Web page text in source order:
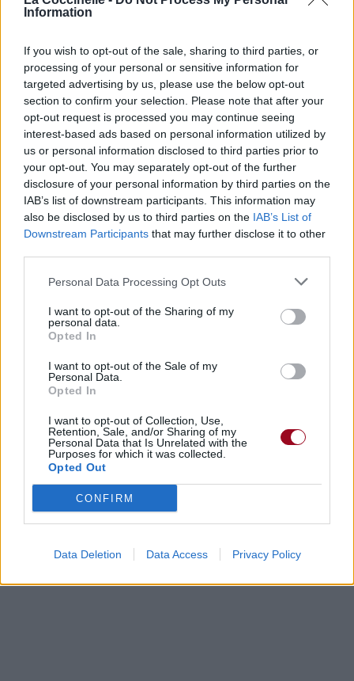
Information
If you wish to opt-out of the sale, sharing to third parties, or
processing of your personal or sensitive information for
targeted advertising by us, please use the below opt-out
section to confirm your selection. Please note that after your
opt-out request is processed you may continue seeing
interest-based ads based on personal information utilized by
us or personal information disclosed to third parties prior to
your opt-out. You may separately opt-out of the further
disclosure of your personal information by third parties on the
IAB’s list of downstream participants. This information may
also be disclosed by us to third parties on the IAB’s List of
Downstream Participants that may further disclose it to other
Personal Data Processing Opt Outs
I want to opt-out of the Sharing of my
personal data.
Opted In
I want to opt-out of the Sale of my
Personal Data.
Opted In
I want to opt-out of Collection, Use,
Retention, Sale, and/or Sharing of my
Personal Data that Is Unrelated with the
Purposes for which it was collected.
Opted Out
CONFIRM
Data Deletion Data Access Privacy Policy